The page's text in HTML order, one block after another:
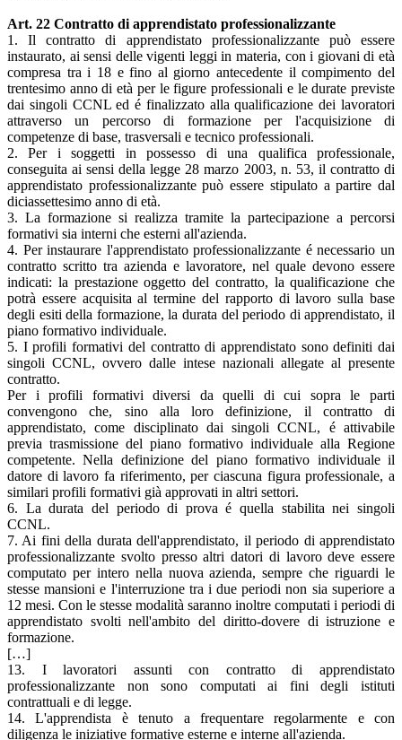
Art. 22 Contratto di apprendistato professionalizzante
1. Il contratto di apprendistato professionalizzante può essere
instaurato, ai sensi delle vigenti leggi in materia, con i giovani di età
compresa tra i 18 e fino al giorno antecedente il compimento del
trentesimo anno di età per le figure professionali e le durate previste
dai singoli CCNL ed é finalizzato alla qualificazione dei lavoratori
attraverso un percorso di formazione per l'acquisizione di
competenze di base, trasversali e tecnico professionali.
2. Per i soggetti in possesso di una qualifica professionale,
conseguita ai sensi della legge 28 marzo 2003, n. 53, il contratto di
apprendistato professionalizzante può essere stipulato a partire dal
diciassettesimo anno di età.
3. La formazione si realizza tramite la partecipazione a percorsi
formativi sia interni che esterni all'azienda.
4. Per instaurare l'apprendistato professionalizzante é necessario un
contratto scritto tra azienda e lavoratore, nel quale devono essere
indicati: la prestazione oggetto del contratto, la qualificazione che
potrà essere acquisita al termine del rapporto di lavoro sulla base
degli esiti della formazione, la durata del periodo di apprendistato, il
piano formativo individuale.
5. I profili formativi del contratto di apprendistato sono definiti dai
singoli CCNL, ovvero dalle intese nazionali allegate al presente
contratto.
Per i profili formativi diversi da quelli di cui sopra le parti
convengono che, sino alla loro definizione, il contratto di
apprendistato, come disciplinato dai singoli CCNL, é attivabile
previa trasmissione del piano formativo individuale alla Regione
competente. Nella definizione del piano formativo individuale il
datore di lavoro fa riferimento, per ciascuna figura professionale, a
similari profili formativi già approvati in altri settori.
6. La durata del periodo di prova é quella stabilita nei singoli
CCNL.
7. Ai fini della durata dell'apprendistato, il periodo di apprendistato
professionalizzante svolto presso altri datori di lavoro deve essere
computato per intero nella nuova azienda, sempre che riguardi le
stesse mansioni e l'interruzione tra i due periodi non sia superiore a
12 mesi. Con le stesse modalità saranno inoltre computati i periodi di
apprendistato svolti nell'ambito del diritto-dovere di istruzione e
formazione.
[…]
13. I lavoratori assunti con contratto di apprendistato
professionalizzante non sono computati ai fini degli istituti
contrattuali e di legge.
14. L'apprendista è tenuto a frequentare regolarmente e con
diligenza le iniziative formative esterne e interne all'azienda.